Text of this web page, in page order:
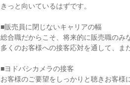
きっと向いているはずです。
■販売員に閉じないキャリアの幅
総合職だからこそ、将来的に販売職のみ
多くのお客様への接客応対を通して、ま
■ヨドバシカメラの接客
お客様のご要望をしっかりと聴きお客様